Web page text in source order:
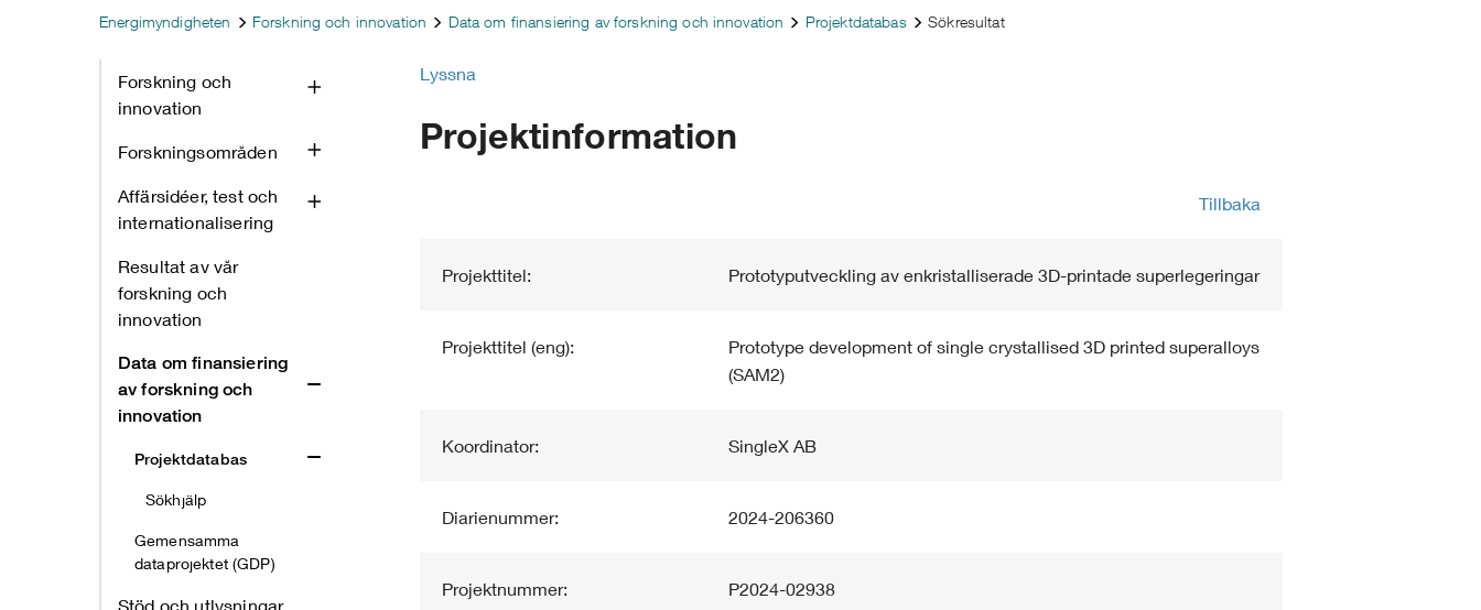
Energimyndigheten Forskning och innovation Data om finansiering av forskning och innovation Projektdatabas Sökresultat
Forskning och
innovation
Forskningsområden
Affärsidéer, test och
internationalisering
Resultat av vår
forskning och
innovation
Data om finansiering
av forskning och
innovation
Projektdatabas
Sökhjälp
Gemensamma
dataprojektet (GDP)
Stöd och utlysningar
Lyssna
Projektinformation
Tillbaka
Projekttitel: Prototyputveckling av enkristalliserade 3D-printade superlegeringar
Projekttitel (eng):
Prototype development of single crystallised 3D printed superalloys
(SAM2)
Koordinator: SingleX AB
Diarienummer: 2024-206360
Projektnummer: P2024-02938